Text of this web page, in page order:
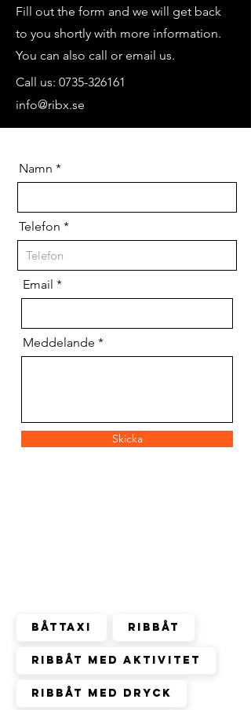
Fill out the form and we will get back
to you shortly with more information.
You can also call or email us.
Call us: 0735-326161
info@ribx.se
Namn
Telefon
Email
Meddelande
Skicka
Båttaxi Ribbåt
Ribbåt med aktivitet
Ribbåt med dryck